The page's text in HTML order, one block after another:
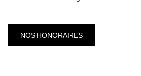
NOS HONORAIRES